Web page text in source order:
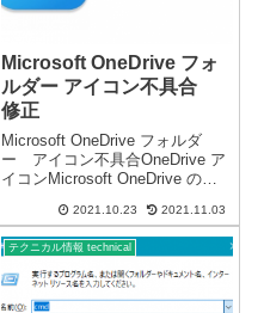
Microsoft OneDrive フォ
ルダー アイコン不具合
修正
Microsoft OneDrive フォルダ
ー アイコン不具合OneDrive ア
イコンMicrosoft OneDrive のフ
ォルダーアイコンになる不具合
があります。正常な OneDriveア
イコン（詳細表...
2021.10.23 2021.11.03
テクニカル情報 technical